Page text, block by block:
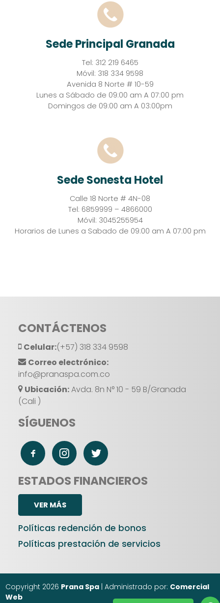
Sede Principal Granada
Tel: 312 219 6465
Móvil: 318 334 9598
Avenida 8 Norte # 10-59
Lunes a Sábado de 09:00 am A 07:00 pm
Domingos de 09:00 am A 03:00pm
Sede Sonesta Hotel
Calle 18 Norte # 4N-08
Tel: 6859999 – 4866000
Móvil: 3045255954
Horarios de Lunes a Sabado de 09:00 am A 07:00 pm
CONTÁCTENOS
Celular:(+57) 318 334 9598
Correo electrónico:
info@pranaspa.com.co
Ubicación:Avda. 8n N° 10 - 59 B/Granada
(Cali )
SÍGUENOS
ESTADOS FINANCIEROS
VER MÁS
Políticas redención de bonos
Políticas prestación de servicios
Copyright 2026 Prana Spa | Administrado por: Comercial
Web